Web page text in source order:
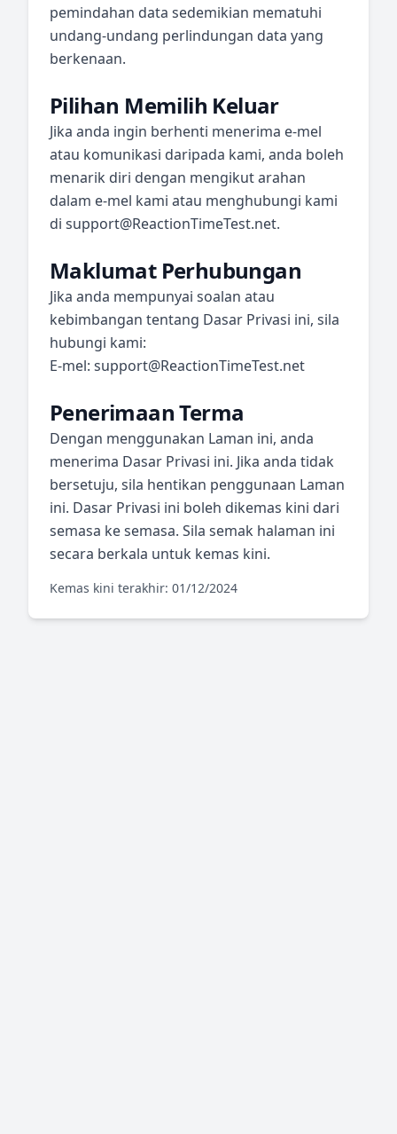
pemindahan data sedemikian mematuhi
undang-undang perlindungan data yang
berkenaan.
Pilihan Memilih Keluar
Jika anda ingin berhenti menerima e-mel
atau komunikasi daripada kami, anda boleh
menarik diri dengan mengikut arahan
dalam e-mel kami atau menghubungi kami
di support@ReactionTimeTest.net.
Maklumat Perhubungan
Jika anda mempunyai soalan atau
kebimbangan tentang Dasar Privasi ini, sila
hubungi kami:
E-mel: support@ReactionTimeTest.net
Penerimaan Terma
Dengan menggunakan Laman ini, anda
menerima Dasar Privasi ini. Jika anda tidak
bersetuju, sila hentikan penggunaan Laman
ini. Dasar Privasi ini boleh dikemas kini dari
semasa ke semasa. Sila semak halaman ini
secara berkala untuk kemas kini.
Kemas kini terakhir: 01/12/2024